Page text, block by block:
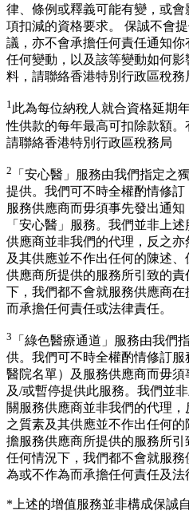
律、條例或釋義可能有變，或
項扣減的資格要求。 保誠不會
議，亦不會承擔任何責任通知
任何變動，以及該等變動如何
料，請聯絡香港特別行政區稅務
1此為每位納稅人就合資格延期
性供款的每年最高可扣除款額。
請聯絡香港特別行政區稅務局
2
「安心醫」服務由我們指定之
提供。我們可不時全權酌情修
服務供應商而毋須事先發出通
「安心醫」服務。我們並非上
供應商並非我們的代理，反之
及其供應並不作出任何的陳述
供應商所提供的服務所引致的
下，我們都不會就服務供應商
而承擔任何責任或法律責任。
3
「綠色醫療通道」服務由我們
供。我們可不時全權酌情修訂
醫院名單）及服務供應商而毋
及/或暫停提供此服務。我們並
關服務供應商並非我們的代理
之質素及其供應並不作出任何
擔服務供應商所提供的服務所
任何情況下，我們都不會就服
為或不作為而承擔任何責任及法
*上述的增值服務並非構成保誠